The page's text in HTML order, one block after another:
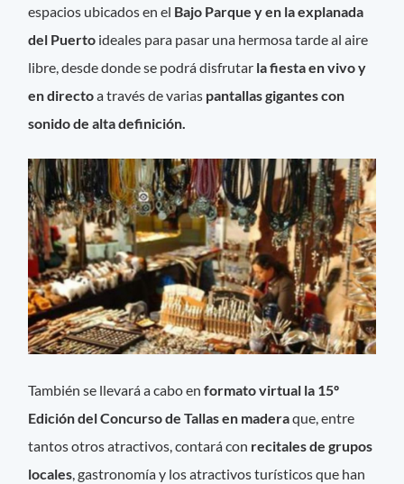
espacios ubicados en el Bajo Parque y en la explanada
del Puerto ideales para pasar una hermosa tarde al aire
libre, desde donde se podrá disfrutar la fiesta en vivo y
en directoa través de varias pantallas gigantes con
sonido de alta definición.
También se llevará a cabo enformato virtual la 15º
Edición del Concurso de Tallas en maderaque, entre
tantos otros atractivos, contará con recitales de grupos
locales , gastronomía y los atractivos turísticos que han